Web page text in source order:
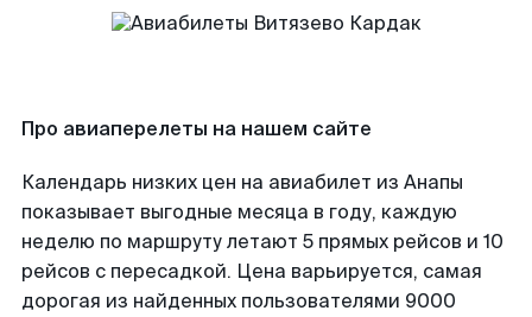
Про авиаперелеты на нашем сайте
Календарь низких цен на авиабилет из Анапы
показывает выгодные месяца в году, каждую
неделю по маршруту летают 5 прямых рейсов и 10
рейсов с пересадкой. Цена варьируется, самая
дорогая из найденных пользователями 9000